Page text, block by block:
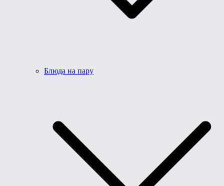
Блюда на пару